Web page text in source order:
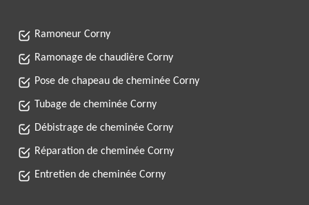
Ramoneur Corny
Ramonage de chaudière Corny
Pose de chapeau de cheminée Corny
Tubage de cheminée Corny
Débistrage de cheminée Corny
Réparation de cheminée Corny
Entretien de cheminée Corny